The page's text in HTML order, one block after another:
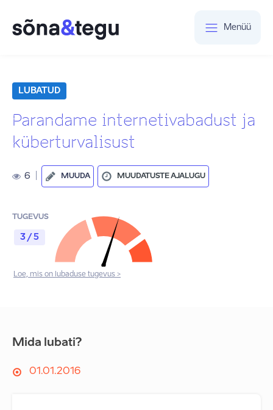
Menüü
LUBATUD
Parandame internetivabadust ja
küberturvalisust
6 MUUDA MUUDATUSTE AJALUGU
TUGEVUS
3 / 5
Loe, mis on lubaduse tugevus >
Mida lubati?
01.01.2016